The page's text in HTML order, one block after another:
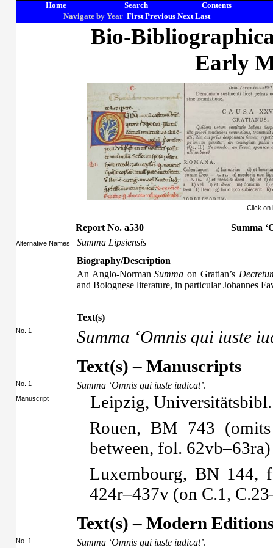
Home Search
Contents
Navigate by Year First Previous Next Last
Bio-
Early
Click on
Report No. a530 Summa
Alternative Names
Summa Lipsiensis
Biography/Description
An Anglo-NormanSumma on Gratian’s
and Bolognese literature, in particular Johannes
Text(s)
No. 1
Summa ‘Omnis qui iuste
Text(s) – Manuscripts
No. 1 Summa ‘Omnis qui iuste iudicat’.
Manuscript
Leipzig,
Rouen, BM 743
between, fol. 62vb–63ra)
Luxembourg, BN 144,
424r–437v (on C.1,
Text(s) – Modern
No. 1 Summa ‘Omnis qui iuste iudicat’.